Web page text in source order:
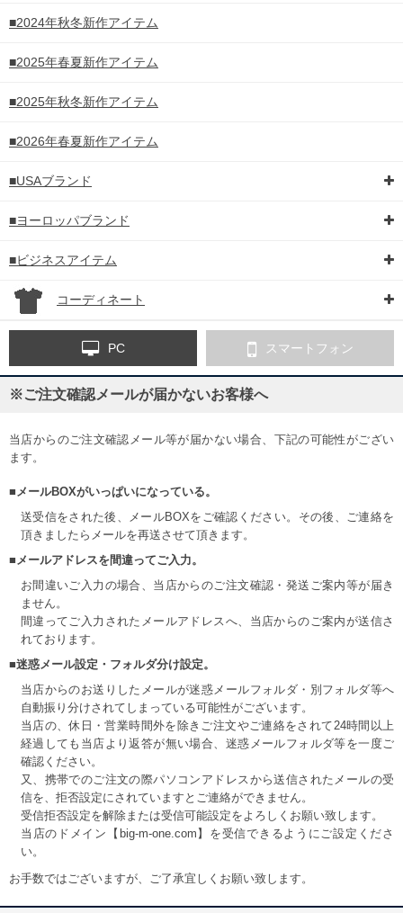
■2024年秋冬新作アイテム
■2025年春夏新作アイテム
■2025年秋冬新作アイテム
■2026年春夏新作アイテム
■USAブランド
■ヨーロッパブランド
■ビジネスアイテム
コーディネート
PC スマートフォン
※ご注文確認メールが届かないお客様へ
当店からのご注文確認メール等が届かない場合、下記の可能性がござい
ます。
■メールBOXがいっぱいになっている。
送受信をされた後、メールBOXをご確認ください。その後、ご連絡を
頂きましたらメールを再送させて頂きます。
■メールアドレスを間違ってご入力。
お間違いご入力の場合、当店からのご注文確認・発送ご案内等が届き
ません。
間違ってご入力されたメールアドレスへ、当店からのご案内が送信さ
れております。
■迷惑メール設定・フォルダ分け設定。
当店からのお送りしたメールが迷惑メールフォルダ・別フォルダ等へ
自動振り分けされてしまっている可能性がございます。
当店の、休日・営業時間外を除きご注文やご連絡をされて24時間以上
経過しても当店より返答が無い場合、迷惑メールフォルダ等を一度ご
確認ください。
又、携帯でのご注文の際パソコンアドレスから送信されたメールの受
信を、拒否設定にされていますとご連絡ができません。
受信拒否設定を解除または受信可能設定をよろしくお願い致します。
当店のドメイン【big-m-one.com】を受信できるようにご設定くださ
い。
お手数ではございますが、ご了承宜しくお願い致します。